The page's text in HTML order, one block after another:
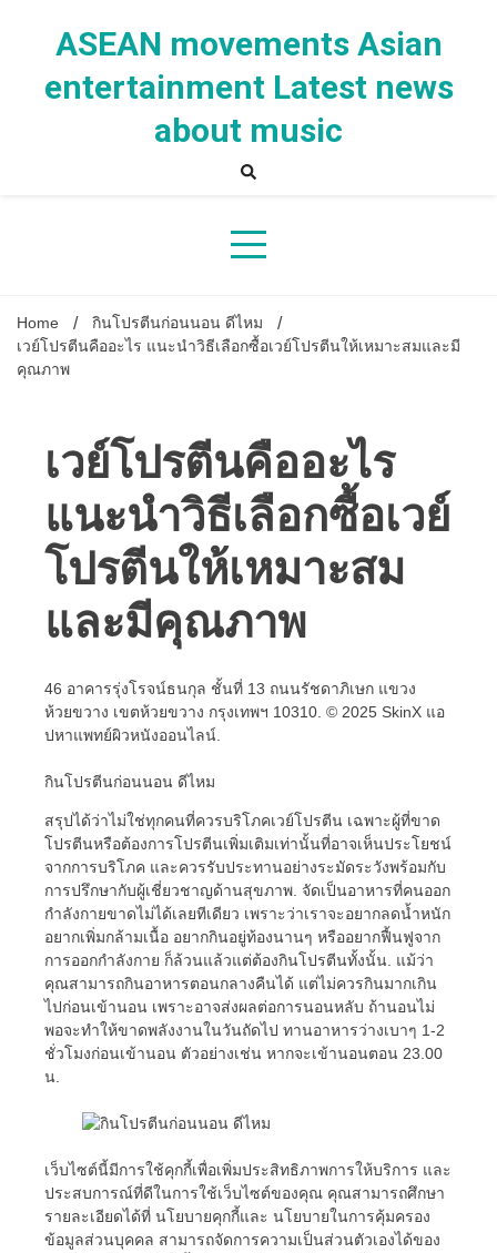
ASEAN movements Asian
entertainment Latest news
about music
Home
กินโปรตีนก่อนนอน ดีไหม
เวย์โปรตีนคืออะไร แนะนำวิธีเลือกซื้อเวย์โปรตีนให้เหมาะสมและมี
คุณภาพ
เวย์โปรตีนคืออะไร
แนะนำวิธีเลือกซื้อเวย์
โปรตีนให้เหมาะสม
และมีคุณภาพ
46 อาคารรุ่งโรจน์ธนกุล ชั้นที่ 13 ถนนรัชดาภิเษก แขวง
ห้วยขวาง เขตห้วยขวาง กรุงเทพฯ 10310. © 2025 SkinX แอ
ปหาแพทย์ผิวหนังออนไลน์.
กินโปรตีนก่อนนอน ดีไหม
สรุปได้ว่าไม่ใช่ทุกคนที่ควรบริโภคเวย์โปรตีน เฉพาะผู้ที่ขาด
โปรตีนหรือต้องการโปรตีนเพิ่มเติมเท่านั้นที่อาจเห็นประโยชน์
จากการบริโภค และควรรับประทานอย่างระมัดระวังพร้อมกับ
การปรึกษากับผู้เชี่ยวชาญด้านสุขภาพ. จัดเป็นอาหารที่คนออก
กำลังกายขาดไม่ได้เลยทีเดียว เพราะว่าเราจะอยากลดน้ำหนัก
อยากเพิ่มกล้ามเนื้อ อยากกินอยู่ท้องนานๆ หรืออยากฟื้นฟูจาก
การออกกำลังกาย ก็ล้วนแล้วแต่ต้องกินโปรตีนทั้งนั้น. แม้ว่า
คุณสามารถกินอาหารตอนกลางคืนได้ แต่ไม่ควรกินมากเกิน
ไปก่อนเข้านอน เพราะอาจส่งผลต่อการนอนหลับ ถ้านอนไม่
พอจะทำให้ขาดพลังงานในวันถัดไป ทานอาหารว่างเบาๆ 1-2
ชั่วโมงก่อนเข้านอน ตัวอย่างเช่น หากจะเข้านอนตอน 23.00
น.
เว็บไซต์นี้มีการใช้คุกกี้เพื่อเพิ่มประสิทธิภาพการให้บริการ และ
ประสบการณ์ที่ดีในการใช้เว็บไซต์ของคุณ คุณสามารถศึกษา
รายละเอียดได้ที่ นโยบายคุกกี้และ นโยบายในการคุ้มครอง
ข้อมูลส่วนบุคคล สามารถจัดการความเป็นส่วนตัวเองได้ของ